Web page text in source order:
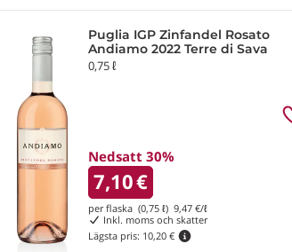
Puglia IGP Zinfandel Rosato
Andiamo 2022 Terre di Sava
0,75 ℓ
Nedsatt 30%
7,10€
per flaska (0,75 ℓ) 9,47 €/ℓ
Inkl. moms och skatter
Lägsta pris: 10,20 €